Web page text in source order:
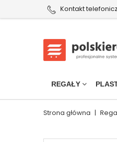
Kontakt
REGAŁY
Strona główna |